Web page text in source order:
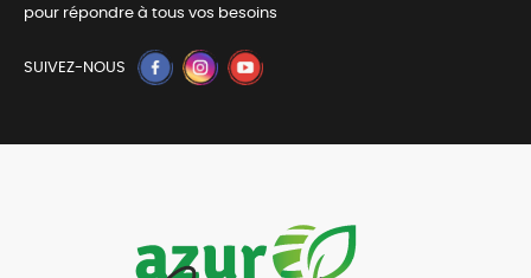
pour répondre à tous vos besoins
SUIVEZ-NOUS